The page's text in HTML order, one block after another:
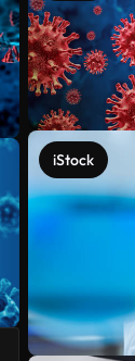
iStock